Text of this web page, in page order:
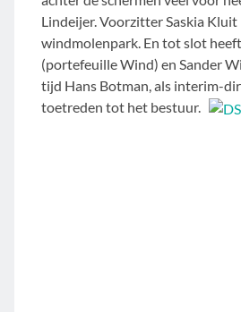
Lindeijer. Voorzitter Saskia
windmolenpark. En tot slot
(portefeuille Wind) en Sander
tijd Hans Botman, als interim-
toetreden tot het bestuur.